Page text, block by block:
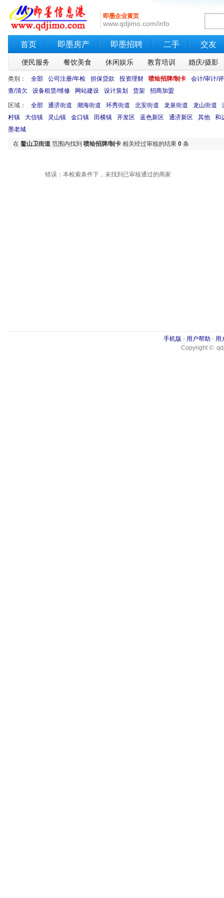
即墨企业黄页
www.qdjimo.com/info
首页 即墨房产 即墨招聘 二手 交友
便民服务 餐饮美食 休闲娱乐 教育培训 婚庆/摄影
类别： 全部 公司注册/年检 担保贷款 投资理财 喷绘招牌/制卡
会计/审计/
查/清欠
设备租赁/维修 网站建设 设计策划 货架 招商加盟
区域： 全部 通济街道 潮海街道 环秀街道 北安街道 龙泉街道 龙山街道
村镇
大信镇 灵山镇 金口镇 田横镇 开发区 蓝色新区 通济新区 其他
和
墨老城
在 鳌山卫街道 范围内找到 喷绘招牌/制卡 相关经过审核的结果 0 条
错误：本检索条件下，未找到已审核通过的商家
手机版 - 用户帮助 - 用
Copyright ©